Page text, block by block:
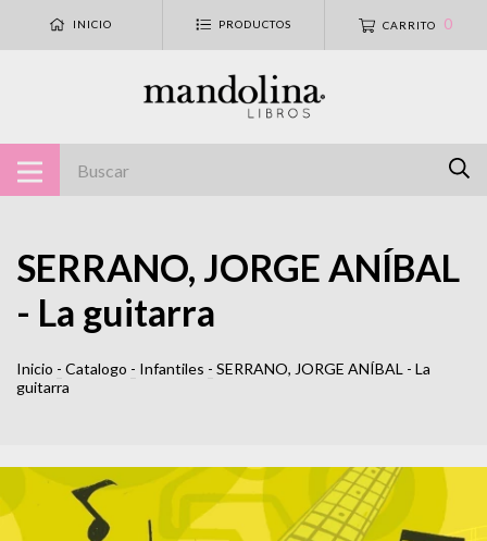
INICIO PRODUCTOS CARRITO 0
SERRANO, JORGE ANÍBAL
- La guitarra
Inicio - Catalogo - Infantiles - SERRANO, JORGE ANÍBAL - La
guitarra